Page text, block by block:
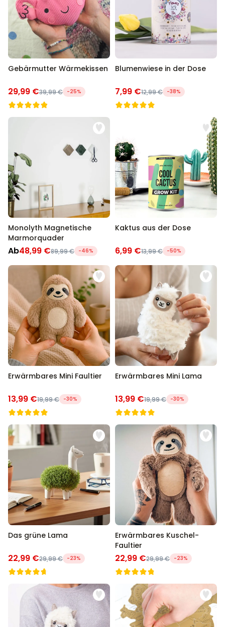
Gebärmutter Wärmekissen
29,99 €39,99 € -25%
Blumenwiese in der Dose
7,99 €12,99 € -38%
Monolyth Magnetische
Marmorquader
Ab48,99 €89,99 € -46%
Kaktus aus der Dose
6,99 €13,99 € -50%
Erwärmbares Mini Faultier
13,99 €19,99 € -30%
Erwärmbares Mini Lama
13,99 €19,99 € -30%
Das grüne Lama
22,99 €29,99 € -23%
Erwärmbares Kuschel-
Faultier
22,99 €29,99 € -23%